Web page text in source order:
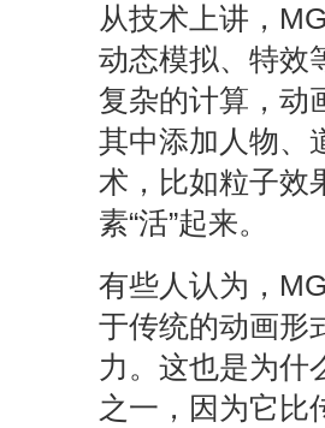
从技术上讲，
动态模拟、特效
复杂的计算，动
其中添加人物、
术，比如粒子效
素“活”起来。
有些人认为，
于传统的动画形
力。这也是为什
之一，因为它比